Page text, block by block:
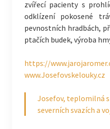
zvířecí pacienty s
odklízení pokosené
pevnostních hradbách,
ptačích budek, výroba
https://
www.Josefovskelouky.cz
Josefov, teplomilná
severních svazích a